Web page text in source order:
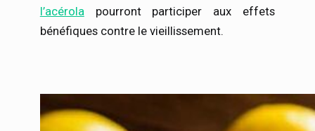
l’acérolapourront participer aux effets
bénéfiques contre le vieillissement.